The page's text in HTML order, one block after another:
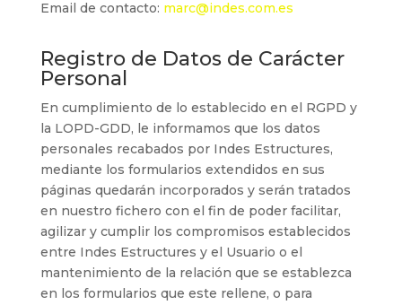
Email de contacto: marc@indes.com.es
Registro de Datos de Carácter
Personal
En cumplimiento de lo establecido en el RGPD y
la LOPD-GDD, le informamos que los datos
personales recabados por Indes Estructures,
mediante los formularios extendidos en sus
páginas quedarán incorporados y serán tratados
en nuestro fichero con el fin de poder facilitar,
agilizar y cumplir los compromisos establecidos
entre Indes Estructures y el Usuario o el
mantenimiento de la relación que se establezca
en los formularios que este rellene, o para